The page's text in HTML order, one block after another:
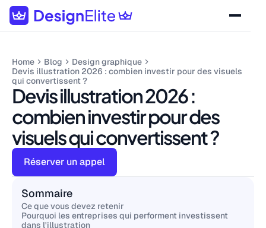
Home Blog
Design graphique
Devis illustration 2026 : combien investir pour des visuels
qui convertissent ?
Devis illustration 2026 :
combien investir pour des
visuels qui convertissent ?
Réserver un appel
Sommaire
Ce que vous devez retenir
Pourquoi les entreprises qui performent investissent
dans l'illustration